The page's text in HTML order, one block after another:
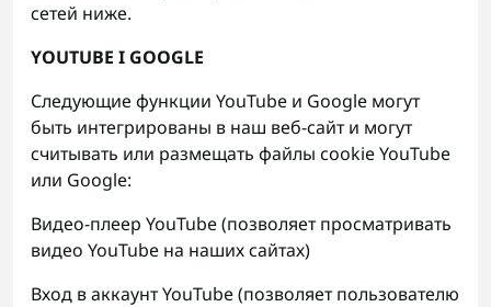
сетей ниже.
YOUTUBE I GOOGLE
Следующие функции YouTube и Google могут
быть интегрированы в наш веб-сайт и могут
считывать или размещать файлы cookie YouTube
или Google:
Видео-плеер YouTube (позволяет просматривать
видео YouTube на наших сайтах)
Вход в аккаунт YouTube (позволяет пользователю